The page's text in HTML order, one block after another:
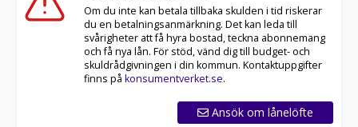
Om du inte kan betala tillbaka skulden i tid riskerar
du en betalningsanmärkning. Det kan leda till
svårigheter att få hyra bostad, teckna abonnemang
och få nya lån. För stöd, vänd dig till budget- och
skuldrådgivningen i din kommun. Kontaktuppgifter
finns på konsumentverket.se.
Ansök om lånelöfte